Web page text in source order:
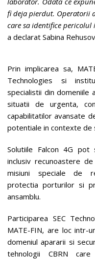
fi deja pierdut. Operatorii
care sa identifice
a declarat Sabina
Prin implicarea sa,
Technologies si
specialistii din domeniile
situatii de urgenta,
capabilitatilor avansate
potentiale in contexte de
Solutiile Falcon 4G
inclusiv recunoastere
misiuni speciale de
protectia porturilor si
ansamblu.
Participarea SEC
MATE-FIN, are loc intr-
domeniul apararii si
tehnologii CBRN